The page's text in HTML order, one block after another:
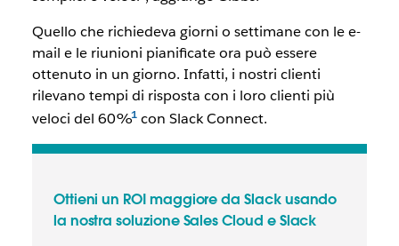
Quello che richiedeva giorni o settimane con le e-
mail e le riunioni pianificate ora può essere
ottenuto in un giorno. Infatti, i nostri clienti
rilevano tempi di risposta con i loro clienti più
veloci del 60% con Slack Connect.
Ottieni un ROI maggiore da Slack usando
la nostra soluzione Sales Cloud e Slack